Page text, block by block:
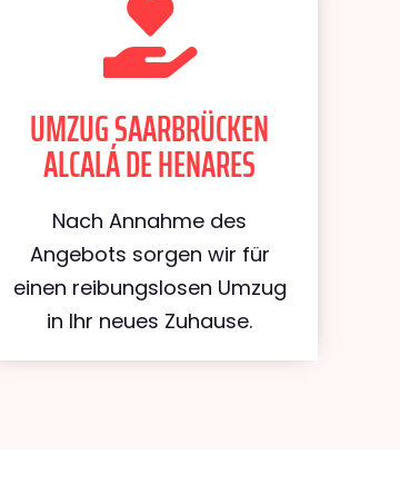
UMZUG SAARBRÜCKEN
ALCALÁ DE HENARES
Nach Annahme des
Angebots sorgen wir für
einen reibungslosen Umzug
in Ihr neues Zuhause.